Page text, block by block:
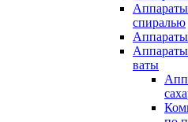
Аппараты
спиралью
Аппараты
ваты